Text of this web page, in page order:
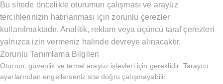
Bu sitede öncelikle oturumun çalışması ve arayüz
tercihlerinizin hatırlanması için zorunlu çerezler
kullanılmaktadır. Analitik, reklam veya üçüncü taraf çerezleri
yalnızca izin vermeniz halinde devreye alınacaktır.
Zorunlu Tanımlama Bilgileri
Oturum, güvenlik ve temel arayüz işlevleri için gereklidir. Tarayıcı
ayarlarından engellerseniz site doğru çalışmayabilir.